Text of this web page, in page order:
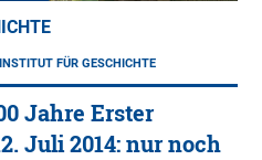
INSTITUT FÜR GESCHICHTE
Jahre Erster
Juli 2014: nur noch